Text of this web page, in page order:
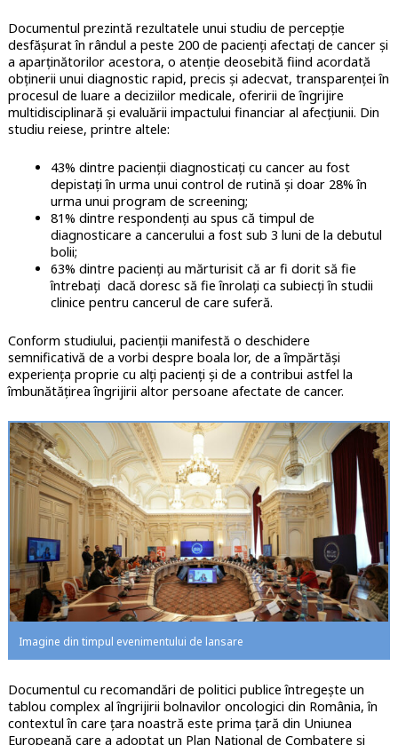
Documentul prezintă rezultatele unui studiu de percepție
desfășurat în rândul a peste 200 de pacienți afectați de cancer și
a aparținătorilor acestora, o atenție deosebită fiind acordată
obținerii unui diagnostic rapid, precis și adecvat, transparenței în
procesul de luare a deciziilor medicale, oferirii de îngrijire
multidisciplinară și evaluării impactului financiar al afecțiunii. Din
studiu reiese, printre altele:
43% dintre pacienții diagnosticați cu cancer au fost
depistați în urma unui control de rutină și doar 28% în
urma unui program de screening;
81% dintre respondenți au spus că timpul de
diagnosticare a cancerului a fost sub 3 luni de la debutul
bolii;
63% dintre pacienți au mărturisit că ar fi dorit să fie
întrebați dacă doresc să fie înrolați ca subiecți în studii
clinice pentru cancerul de care suferă.
Conform studiului, pacienții manifestă o deschidere
semnificativă de a vorbi despre boala lor, de a împărtăși
experiența proprie cu alți pacienți și de a contribui astfel la
îmbunătățirea îngrijirii altor persoane afectate de cancer.
Imagine din timpul evenimentului de lansare
Documentul cu recomandări de politici publice întregește un
tablou complex al îngrijirii bolnavilor oncologici din România, în
contextul în care țara noastră este prima țară din Uniunea
Europeană care a adoptat un Plan Național de Combatere și